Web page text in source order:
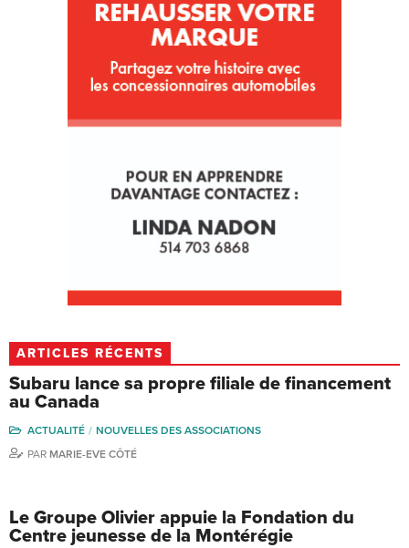
ARTICLES RÉCENTS
Subaru lance sa propre filiale de financement
au Canada
ACTUALITÉ
NOUVELLES DES ASSOCIATIONS
PAR MARIE-EVE CÔTÉ
Le Groupe Olivier appuie la Fondation du
Centre jeunesse de la Montérégie